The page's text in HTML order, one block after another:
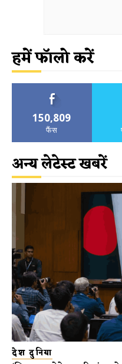
हमें फॉलो करें
150,809
फैंस
अन्य लेटेस्ट खबरें
देश दुनिया